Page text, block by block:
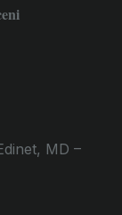
MD –